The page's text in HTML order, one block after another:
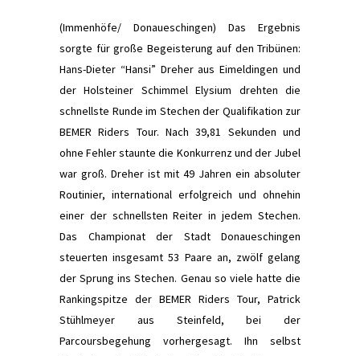
(Immenhöfe/ Donaueschingen) Das Ergebnis
sorgte für große Begeisterung auf den Tribünen:
Hans-Dieter “Hansi” Dreher aus Eimeldingen und
der Holsteiner Schimmel Elysium drehten die
schnellste Runde im Stechen der Qualiﬁkation zur
BEMER Riders Tour. Nach 39,81 Sekunden und
ohne Fehler staunte die Konkurrenz und der Jubel
war groß. Dreher ist mit 49 Jahren ein absoluter
Routinier, international erfolgreich und ohnehin
einer der schnellsten Reiter in jedem Stechen.
Das Championat der Stadt Donaueschingen
steuerten insgesamt 53 Paare an, zwölf gelang
der Sprung ins Stechen. Genau so viele hatte die
Rankingspitze der BEMER Riders Tour, Patrick
Stühlmeyer aus Steinfeld, bei der
Parcoursbegehung vorhergesagt. Ihn selbst